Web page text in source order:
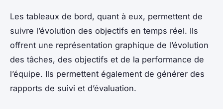
Les tableaux de bord, quant à eux, permettent de
suivre l’évolution des objectifs en temps réel. Ils
offrent une représentation graphique de l’évolution
des tâches, des objectifs et de la performance de
l’équipe. Ils permettent également de générer des
rapports de suivi et d’évaluation.